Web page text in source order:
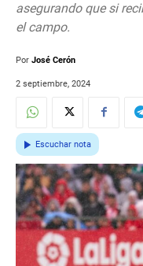
asegurando que si
el campo.
Por José Cerón
2 septiembre, 2024
Escuchar nota